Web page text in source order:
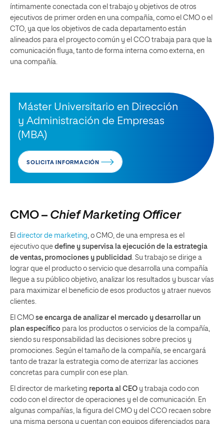
íntimamente conectada con el trabajo y objetivos de otros
ejecutivos de primer orden en una compañía, como el CMO o el
CTO, ya que los objetivos de cada departamento están
alineados para el proyecto común y el CCO trabaja para que la
comunicación fluya, tanto de forma interna como externa, en
una compañía.
Máster Universitario en Dirección
y Administración de Empresas
(MBA)
SOLICITA INFORMACIÓN
CMO – Chief Marketing Officer
El director de marketing , o CMO, de una empresa es el
ejecutivo que define y supervisa la ejecución de la estrategia
de ventas, promociones y publicidad . Su trabajo se dirige a
lograr que el producto o servicio que desarrolla una compañía
llegue a su público objetivo, analizar los resultados y buscar vías
para maximizar el beneficio de esos productos y atraer nuevos
clientes.
El CMO se encarga de analizar el mercado y desarrollar un
plan específico para los productos o servicios de la compañía,
siendo su responsabilidad las decisiones sobre precios y
promociones. Según el tamaño de la compañía, se encargará
tanto de trazar la estrategia como de aterrizar las acciones
concretas para cumplir con ese plan.
El director de marketing reporta al CEO y trabaja codo con
codo con el director de operaciones y el de comunicación. En
algunas compañías, la figura del CMO y del CCO recaen sobre
una misma persona y cuentan con equipos diferenciados para